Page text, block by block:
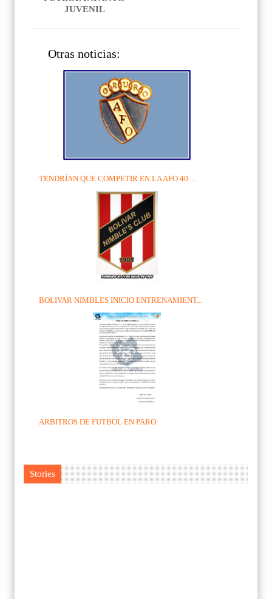
JUVENIL
Otras noticias:
TENDRÍAN QUE COMPETIR EN LA AFO 40 ...
BOLIVAR NIMBLES INICIO ENTRENAMIENT...
ARBITROS DE FUTBOL EN PARO
Stories